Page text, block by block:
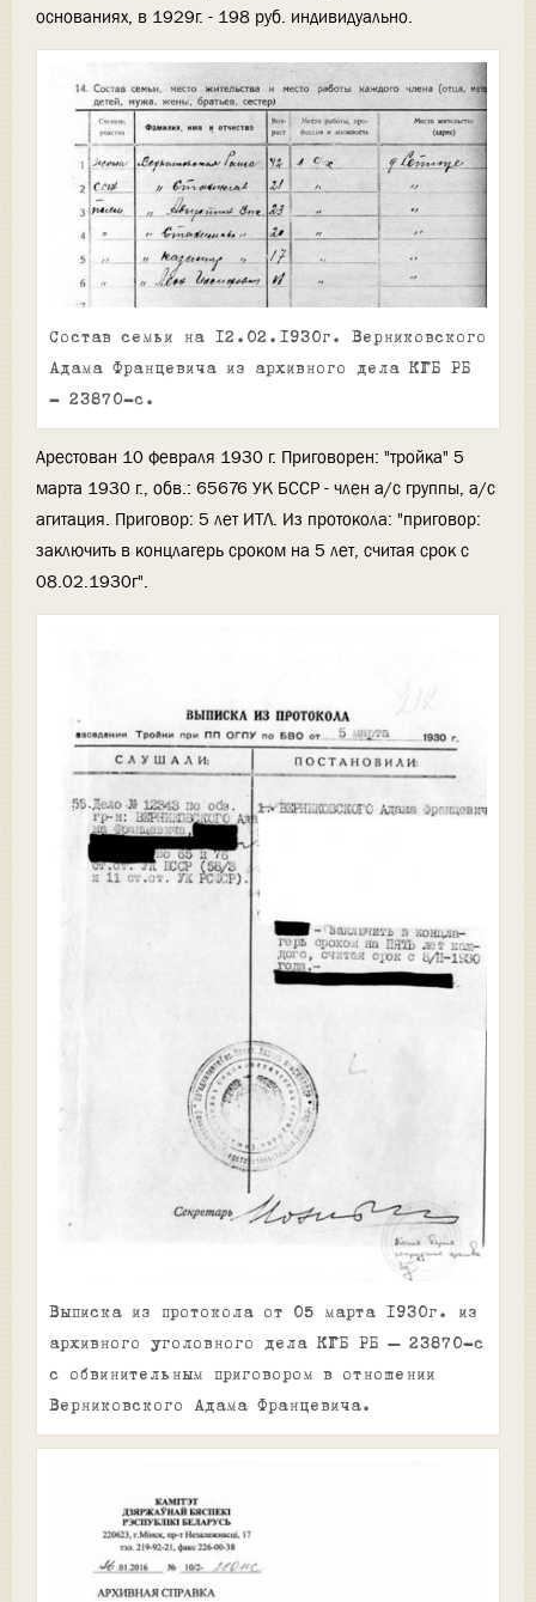
основаниях, в 1929г. - 198 руб. индивидуально.
Состав семьи на 12.02.1930г. Верниковского
Адама Францевича из архивного дела КГБ РБ
- 23870-с.
Арестован 10 февраля 1930 г. Приговорен: "тройка" 5
марта 1930 г., обв.: 65676 УК БССР - член а/с группы, а/с
агитация. Приговор: 5 лет ИТЛ. Из протокола: "приговор:
заключить в концлагерь сроком на 5 лет, считая срок с
08.02.1930г".
Выписка из протокола от 05 марта 1930г. из
архивного уголовного дела КГБ РБ – 23870-с
с обвинительным приговором в отношении
Верниковского Адама Францевича.